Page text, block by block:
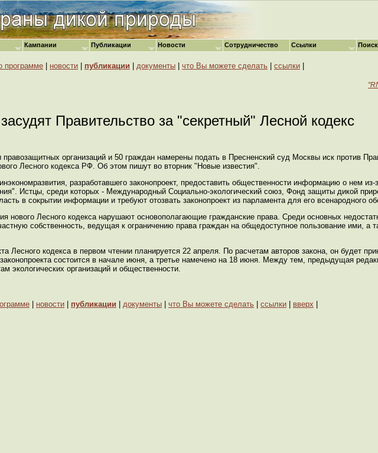
программе новости публикации документы что Вы можете сделать ссылки
Правительство за "секретный" Лесной кодекс
организаций и 50 граждан намерены подать в Пресненский суд Москвы иск против
Лесного кодекса РФ. Об этом пишут во вторник "Новые известия".
разработавшего законопроект, предоставить общественности информацию о нем из-
Истцы, среди которых - Международный Социально-экологический союз, Фонд защиты дикой
в сокрытии информации и требуют отозвать законопроект из парламента для его всенародного
нового Лесного кодекса нарушают основополагающие гражданские права. Среди основных
собственность, ведущая к ограничению права граждан на общедоступное пользование ими, а
Лесного кодекса в первом чтении планируется 22 апреля. По расчетам авторов закона, он будет
состоится в начале июня, а третье намечено на 18 июня. Между тем, предыдущая
экологических организаций и общественности.
новости публикации документы что Вы можете сделать ссылки вверх
Кампании Публикации Новости Сотрудничество Ссылки Поиск